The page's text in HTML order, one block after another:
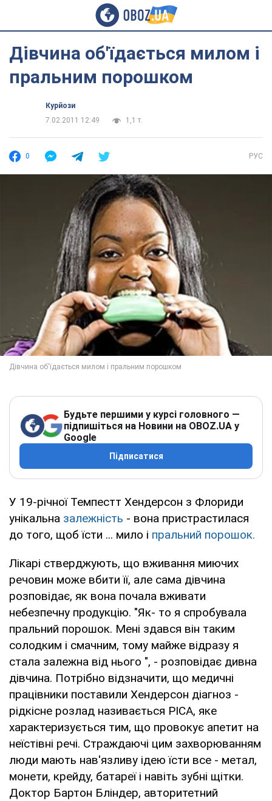
Дівчина об'їдається милом і
пральним порошком
Курйози
7.02.2011 12:49
1,1 т.
0 РУС
Будьте першими у курсі головного —
підпишіться на Новини на OBOZ.UA у
Google
Підписатися
У 19-річної Темпестт Хендерсон з Флориди
унікальна залежність - вона пристрастилася
до того, щоб їсти ... мило і пральний порошок.
Лікарі стверджують, що вживання миючих
речовин може вбити її, але сама дівчина
розповідає, як вона почала вживати
небезпечну продукцію. "Як- то я спробувала
пральний порошок. Мені здався він таким
солодким і смачним, тому майже відразу я
стала залежна від нього ", - розповідає дивна
дівчина. Потрібно відзначити, що медичні
працівники поставили Хендерсон діагноз -
рідкісне розлад називається PICA, яке
характеризується тим, що провокує апетит на
неїстівні речі. Страждаючі цим захворюванням
люди мають нав'язливу ідею їсти все - метал,
монети, крейду, батареї і навіть зубні щітки.
Доктор Бартон Бліндер, авторитетний